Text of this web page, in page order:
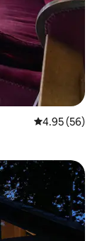
レビュー56
4.95 (56)